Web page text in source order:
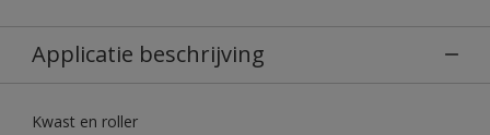
Applicatie beschrijving
Kwast en roller